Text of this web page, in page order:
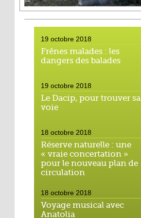
19 octobre 2018
Frênes malades : les
dangers des balades
19 octobre 2018
Le Dacip, pour trouver sa
voie
18 octobre 2018
Réserve naturelle : une
« vraie concertation »
pour le nouveau plan de
circulation
18 octobre 2018
Voyage musical avec
Anatolia